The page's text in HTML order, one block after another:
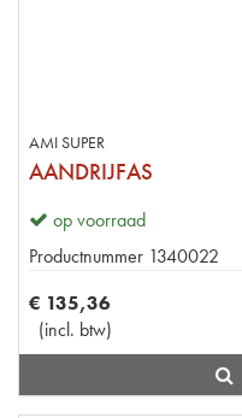
AMI SUPER
AANDRIJFAS
op voorraad
Productnummer 1340022
€ 135,36
(incl. btw)